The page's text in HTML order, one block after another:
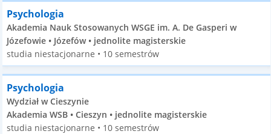
Psychologia
Akademia Nauk Stosowanych WSGE im. A. De Gasperi w
Józefowie • Józefów • jednolite magisterskie
studia niestacjonarne • 10 semestrów
Psychologia
Wydział w Cieszynie
Akademia WSB • Cieszyn • jednolite magisterskie
studia niestacjonarne • 10 semestrów